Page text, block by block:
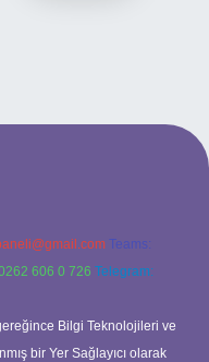
Teams:
606 0 726 Telegram:
Bilgi Teknolojileri ve
bir Yer Sağlayıcı olarak